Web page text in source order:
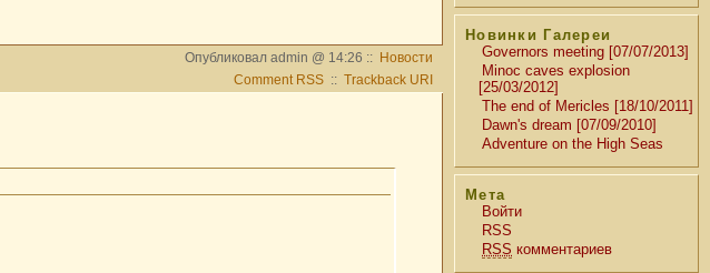
Новинки Галереи
Governors meeting [07/07/2013]
Minoc caves explosion
[25/03/2012]
The end of Mericles [18/10/2011]
Dawn's dream [07/09/2010]
Adventure on the High Seas
Мета
Войти
RSS
RSS комментариев
Опубликовал admin @ 14:26 :: Новости
Comment RSS :: Trackback URI